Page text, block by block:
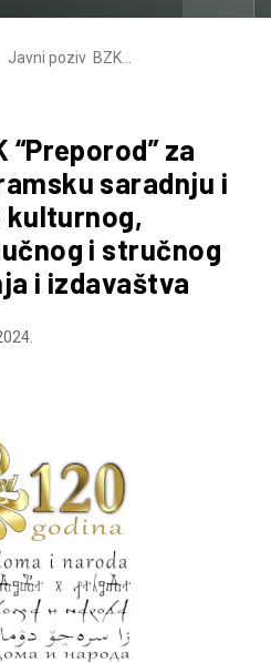
Javni poziv BZK…
za
saradnju i
i stručnog
i izdavaštva